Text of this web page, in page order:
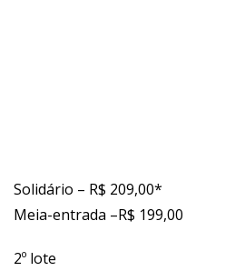
Solidário – R$ 209,00*
Meia-entrada –R$ 199,00
2º lote